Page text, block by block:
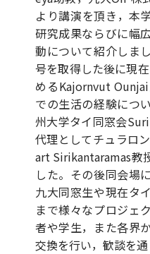
より講演を頂き，本
研究成果ならびに幅
動について紹介しま
号を取得した後に現
めるKajornvut
での生活の経験につ
州大学タイ同窓会
代理としてチュラロ
art Sirikantaramas教
した。その後同会場
九大同窓生や現在タ
まで様々なプロジェ
者や学生，また各界
交換を行い，歓談を通